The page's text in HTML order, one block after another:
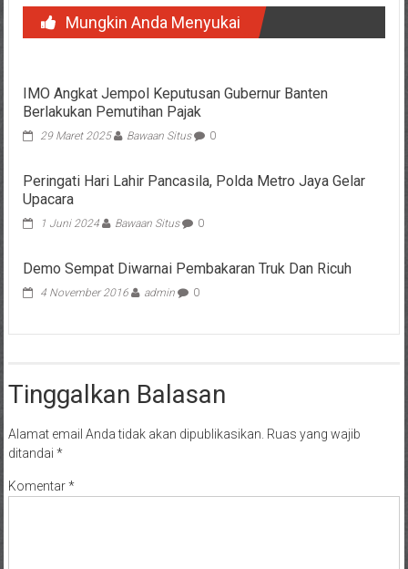
Mungkin Anda Menyukai
IMO Angkat Jempol Keputusan Gubernur Banten
Berlakukan Pemutihan Pajak
29 Maret 2025 Bawaan Situs 0
Peringati Hari Lahir Pancasila, Polda Metro Jaya Gelar
Upacara
1 Juni 2024 Bawaan Situs 0
Demo Sempat Diwarnai Pembakaran Truk Dan Ricuh
4 November 2016 admin 0
Tinggalkan Balasan
Alamat email Anda tidak akan dipublikasikan. Ruas yang wajib
ditandai *
Komentar*